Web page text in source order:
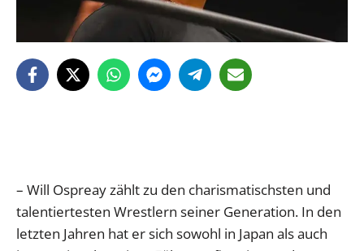
– Will Ospreay zählt zu den charismatischsten und
talentiertesten Wrestlern seiner Generation. In den
letzten Jahren hat er sich sowohl in Japan als auch